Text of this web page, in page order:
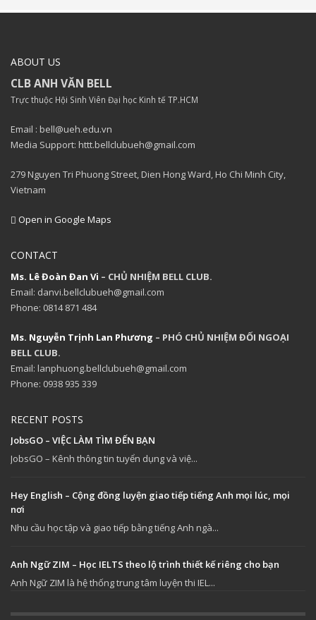
ABOUT US
CLB ANH VĂN BELL
Trực thuộc Hội Sinh Viên Đại học Kinh tế TP.HCM
Email : bell@ueh.edu.vn
Media Support: httt.bellclubueh@gmail.com
279 Nguyen Tri Phuong Street, Dien Hong Ward, Ho Chi Minh City,
Vietnam
Open in Google Maps
CONTACT
Ms. Lê Đoàn Đan Vi – CHỦ NHIỆM BELL CLUB.
Email: danvi.bellclubueh@gmail.com
Phone: 0814 871 484
Ms. Nguyễn Trịnh Lan Phương – PHÓ CHỦ NHIỆM ĐỐI NGOẠI
BELL CLUB.
Email: lanphuong.bellclubueh@gmail.com
Phone: 0938 935 339
RECENT POSTS
JobsGO – VIỆC LÀM TÌM ĐẾN BẠN
JobsGO – Kênh thông tin tuyển dụng và việ...
Hey English – Cộng đồng luyện giao tiếp tiếng Anh mọi lúc, mọi
nơi
Nhu cầu học tập và giao tiếp bằng tiếng Anh ngà...
Anh Ngữ ZIM – Học IELTS theo lộ trình thiết kế riêng cho bạn
Anh Ngữ ZIM là hệ thống trung tâm luyện thi IEL...